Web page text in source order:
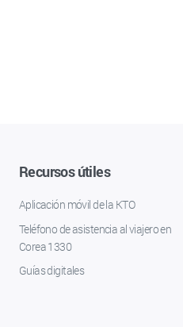
Recursos útiles
Aplicación móvil de la KTO
Teléfono de asistencia al viajero en
Corea 1330
Guías digitales